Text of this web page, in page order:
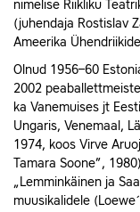
nimelise Riikliku
(juhendaja Rostislav
Ameerika
Olnud 1956–60
2002
ka Vanemuises jt
Ungaris, Venemaal ,
1974, koos Virve
Tamara Soone”,
„Lemminkäinen ja
muusikalidele ( Loewe´